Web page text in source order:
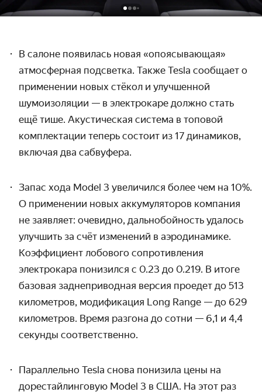
В салоне появилась новая «опоясывающая»
атмосферная подсветка. Также Tesla сообщает о
применении новых стёкол и улучшенной
шумоизоляции — в электрокаре должно стать
ещё тише. Акустическая система в топовой
комплектации теперь состоит из 17 динамиков,
включая два сабвуфера.
Запас хода Model 3 увеличился более чем на 10%.
О применении новых аккумуляторов компания
не заявляет: очевидно, дальнобойность удалось
улучшить за счёт изменений в аэродинамике.
Коэффициент лобового сопротивления
электрокара понизился с 0.23 до 0.219. В итоге
базовая заднеприводная версия проедет до 513
километров, модификация Long Range — до 629
километров. Время разгона до сотни — 6,1 и 4,4
секунды соответственно.
Параллельно Tesla снова понизила цены на
дорестайлинговую Model 3 в США. На этот раз